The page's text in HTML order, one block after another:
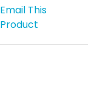
Email This
Product